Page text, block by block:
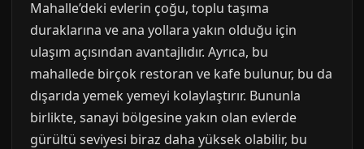
Mahalle’deki evlerin çoğu, toplu taşıma
duraklarına ve ana yollara yakın olduğu için
ulaşım açısından avantajlıdır. Ayrıca, bu
mahallede birçok restoran ve kafe bulunur, bu da
dışarıda yemek yemeyi kolaylaştırır. Bununla
birlikte, sanayi bölgesine yakın olan evlerde
gürültü seviyesi biraz daha yüksek olabilir, bu